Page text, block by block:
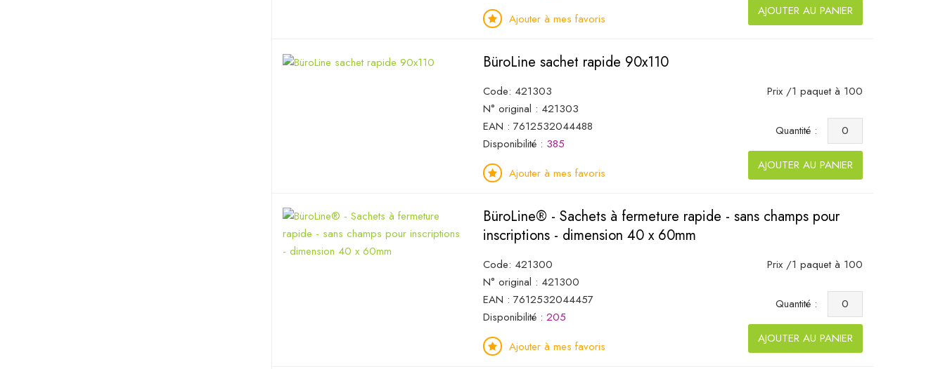
Ajouter à mes favoris
AJOUTER AU PANIER
BüroLine sachet rapide 90x110
Code: 421303
N° original : 421303
EAN : 7612532044488
Disponibilité : 385
Ajouter à mes favoris
Prix /1 paquet à 100
Quantité :
AJOUTER AU PANIER
BüroLine® - Sachets à fermeture rapide - sans champs pour
inscriptions - dimension 40 x 60mm
Code: 421300
N° original : 421300
EAN : 7612532044457
Disponibilité : 205
Ajouter à mes favoris
Prix /1 paquet à 100
Quantité :
AJOUTER AU PANIER